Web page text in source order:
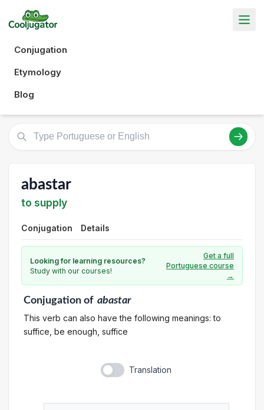
Conjugation
Etymology
Blog
abastar
to supply
Conjugation Details
Looking for learning resources?
Study with our courses!
Get a full
Portuguese course
→
Conjugationof abastar
This verb can also have the following meanings: to
suffice, be enough, suffice
Translation